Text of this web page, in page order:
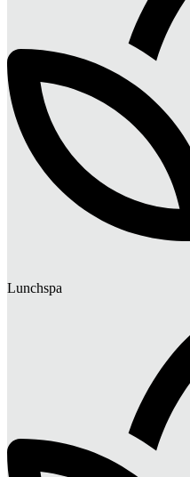
Lunchspa